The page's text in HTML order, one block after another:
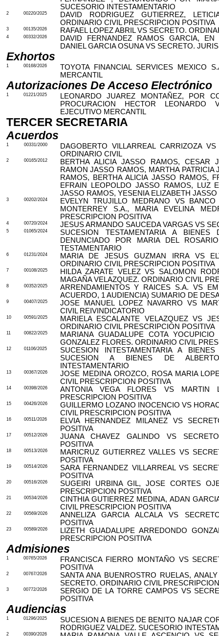
SUCESORIO INTESTAMENTARIO
2 00220/2025
DAVID RODRIGUEZ GUTIERREZ,
ORDINARIO CIVIL PRESCRIPCION POSITIVA
3 00135/2026 RAFAEL LOPEZ ABRIL VS SECRETO.
4 00332/2026
DAVID FERNANDEZ RAMOS GARCIA,
DANIEL GARCIA OSUNA VS SECRETO.
Exhortos
1 00168/2026
TOYOTA FINANCIAL SERVICES MEXICO
MERCANTIL
Autorizaciones De Acceso Electrónico
1 01221/2025
LEONARDO JUAREZ MONTAÑEZ, POR
PROCURACION HECTOR LEONARDO
EJECUTIVO MERCANTIL
TERCER SECRETARIA
Acuerdos
1 00331/2000
DAGOBERTO VILLARREAL CARRIZOZA
ORDINARIO CIVIL
2 00165/2012
BERTHA ALICIA JASSO RAMOS, CESAR
RAMON JASSO RAMOS, MARTHA
RAMOS, BERTHA ALICIA JASSO RAMOS,
EFRAIN LEOPOLDO JASSO RAMOS, LUZ
JASSO RAMOS, YESENIA ELIZABETH
3 00202/2024
EVELYN TRUJILLO MEDRANO VS
MONTERREY S.A., MARIA EVELINA
PRESCRIPCION POSITIVA
4 00720/2024 JESUS ARMANDO SAUCEDA VARGAS VS
5 01065/2024
SUCESION TESTAMENTARIA A BIENES
DENUNCIADO POR MARIA DEL
TESTAMENTARIO
6 01231/2024
MARIA DE JESUS GUZMAN IRRA VS
ORDINARIO CIVIL PRESCRIPCION POSITIVA
7 00108/2025
HILDA ZARATE VELEZ VS SALOMON
MAGAÑA VELAZQUEZ. ORDINARIO CIVIL
8 00352/2025
ARRENDAMIENTOS Y RAICES S.A. VS
ACUERDO, 1 AUDIENCIA) SUMARIO DE
9 00407/2025
JOSE MANUEL LOPEZ NAVARRO VS
CIVIL REIVINDICATORIO
10 00591/2025
MARIELA ESCALANTE VELAZQUEZ VS
ORDINARIO CIVIL PRESCRIPCION POSITIVA
11 00822/2025
MARIANA GUADALUPE COTA
GONZALEZ FLORES. ORDINARIO CIVIL
12 01106/2025
SUCESION INTESTAMENTARIA A
SUCESION A BIENES DE
INTESTAMENTARIO
13 00367/2026
JOSE MEDINA OROZCO, ROSA MARIA
CIVIL PRESCRIPCION POSITIVA
14 00398/2026
ANTONIA VEGA FLORES VS MARTIN
PRESCRIPCION POSITIVA
15 00426/2026
GUILLERMO LOZANO INOCENCIO VS
CIVIL PRESCRIPCION POSITIVA
16 00511/2026
ELVIA HERNANDEZ MILANEZ VS
POSITIVA
17 00512/2026
JUANA CHAVEZ GALINDO VS
POSITIVA
18 00513/2026
MARICRUZ GUTIERREZ VALLES VS
POSITIVA
19 00514/2026
SARA FERNANDEZ VILLARREAL VS
POSITIVA
20 00516/2026
SUGEIRI URBINA GIL, JOSE CORTES
PRESCRIPCION POSITIVA
21 00534/2026
CINTHIA GUTIERREZ MEDINA, ADAN
CIVIL PRESCRIPCION POSITIVA
22 00569/2026
ANNELIZA GARCIA ALCALA VS
POSITIVA
23 00589/2026
LIZETH GUADALUPE ARREDONDO
PRESCRIPCION POSITIVA
Admisiones
1 00765/2026
FRANCISCA FIERRO MONTAÑO VS
POSITIVA
2 00767/2026
SANTA ANA BUENROSTRO RUELAS,
SECRETO. ORDINARIO CIVIL
3 00772/2026
SERGIO DE LA TORRE CAMPOS VS
POSITIVA
Audiencias
1 01296/2025
SUCESION A BIENES DE BENITO NAJAR
RODRIGUEZ VALDEZ. SUCESORIO
2 00390/2026